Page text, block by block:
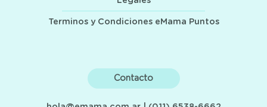
Terminos y Condiciones eMama Puntos
Contacto